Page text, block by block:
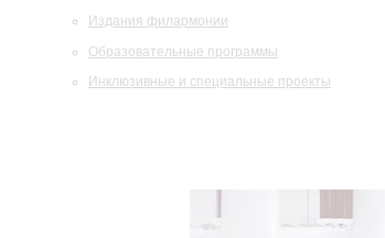
Издания филармонии
Образовательные программы
Инклюзивные и специальные проекты